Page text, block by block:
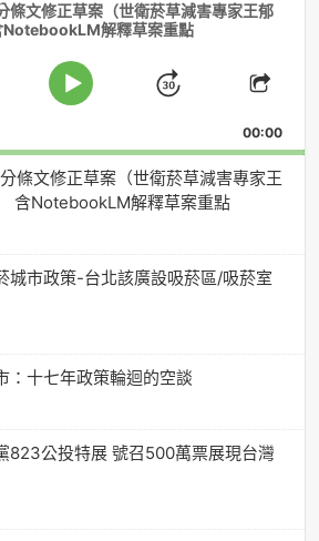
文修正草案（世衛菸草減害專家王郁
NotebookLM解釋草案重點
Play
Jump
Forward
Share
00:00
條文修正草案（世衛菸草減害專家王
含NotebookLM解釋草案重點
城市政策-台北該廣設吸菸區/吸菸室
：十七年政策輪迴的空談
823公投特展 號召500萬票展現台灣